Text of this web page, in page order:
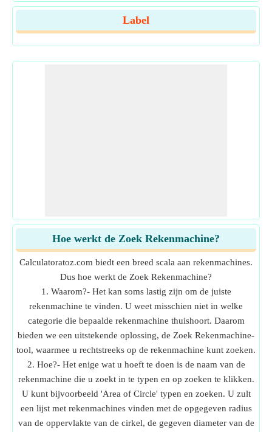
Label
Hoe werkt de Zoek Rekenmachine?
Calculatoratoz.com biedt een breed scala aan rekenmachines.
Dus hoe werkt de Zoek Rekenmachine?
1. Waarom?- Het kan soms lastig zijn om de juiste
rekenmachine te vinden. U weet misschien niet in welke
categorie die bepaalde rekenmachine thuishoort. Daarom
bieden we een uitstekende oplossing, de Zoek Rekenmachine-
tool, waarmee u rechtstreeks op de rekenmachine kunt zoeken.
2. Hoe?- Het enige wat u hoeft te doen is de naam van de
rekenmachine die u zoekt in te typen en op zoeken te klikken.
U kunt bijvoorbeeld 'Area of Circle' typen en zoeken. U zult
een lijst met rekenmachines vinden met de opgegeven radius
van de oppervlakte van de cirkel, de gegeven diameter van de